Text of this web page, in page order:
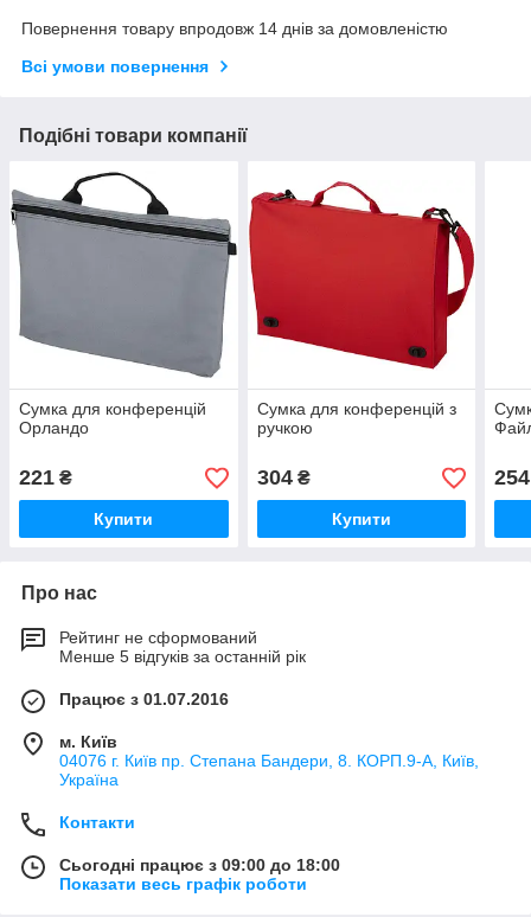
Повернення товару впродовж 14 днів за домовленістю
Всі умови повернення
Подібні товари компанії
Сумка для конференцій
Орландо
221 ₴
Купити
Сумка для конференцій з
ручкою
304₴
Купити
254
Про нас
Рейтинг не сформований
Менше 5 відгуків за останній рік
Працює з 01.07.2016
м. Київ
04076 г. Київ пр. Степана Бандери, 8. КОРП.9-А, Київ,
Україна
Контакти
Сьогодні працює з 09:00 до 18:00
Показати весь графік роботи